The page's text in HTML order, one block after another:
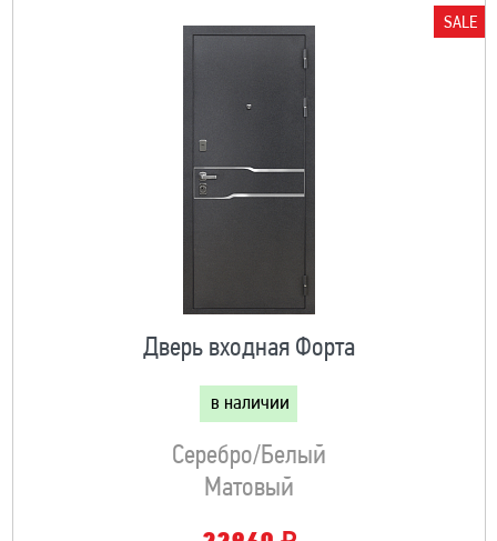
SALE
Дверь входная Форта
в наличии
Серебро/белый
Матовый